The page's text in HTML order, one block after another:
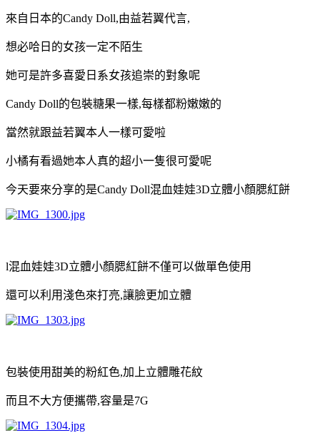
來自日本的Candy Doll,由益若翼代言,
想必哈日的女孩一定不陌生
她可是許多喜愛日系女孩追崇的對象呢
Candy Doll的包裝糖果一樣,每樣都粉嫩嫩的
當然就跟益若翼本人一樣可愛啦
小橘有看過她本人真的超小一隻很可愛呢
今天要來分享的是Candy Doll混血娃娃3D立體小顏腮紅餅
l混血娃娃3D立體小顏腮紅餅不僅可以做單色使用
還可以利用淺色來打亮,讓臉更加立體
包裝使用甜美的粉紅色,加上立體雕花紋
而且不大方便攜帶,容量是7G